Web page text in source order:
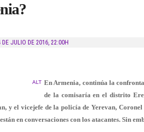
DE JULIO DE 2016, 22:00H
ALT En Armenia, continúa la
de la comisaría en el distrito
y el vicejefe de la policía de Yerevan,
en conversaciones con los atacantes. Sin